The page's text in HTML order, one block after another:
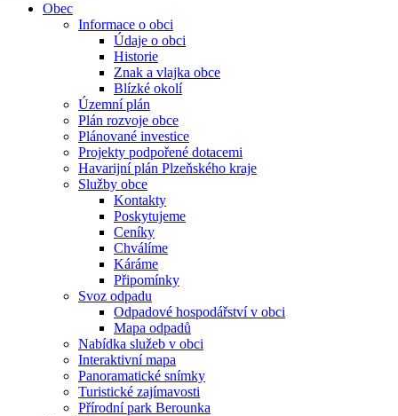
Obec
Informace o obci
Údaje o obci
Historie
Znak a vlajka obce
Blízké okolí
Územní plán
Plán rozvoje obce
Plánované investice
Projekty podpořené dotacemi
Havarijní plán Plzeňského kraje
Služby obce
Kontakty
Poskytujeme
Ceníky
Chválíme
Káráme
Připomínky
Svoz odpadu
Odpadové hospodářství v obci
Mapa odpadů
Nabídka služeb v obci
Interaktivní mapa
Panoramatické snímky
Turistické zajímavosti
Přírodní park Berounka